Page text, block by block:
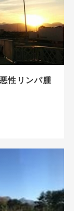
性リンパ腫